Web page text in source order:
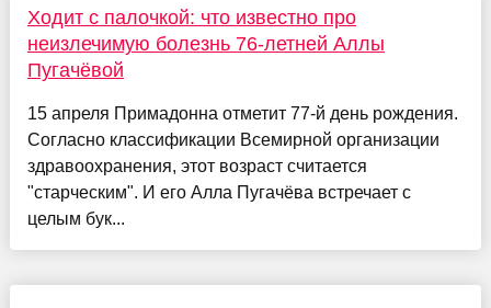
Ходит с палочкой: что известно про
неизлечимую болезнь 76-летней Аллы
Пугачёвой
15 апреля Примадонна отметит 77-й день рождения.
Согласно классификации Всемирной организации
здравоохранения, этот возраст считается
"старческим". И его Алла Пугачёва встречает с
целым бук...